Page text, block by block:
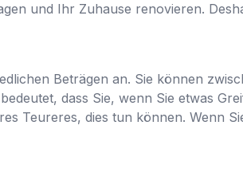
und Ihr Zuhause renovieren.
Beträgen an. Sie können
dass Sie, wenn Sie etwas
Teureres, dies tun können. Wenn